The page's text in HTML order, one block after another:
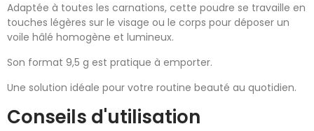
Adaptée à toutes les carnations, cette poudre se travaille en
touches légères sur le visage ou le corps pour déposer un
voile hâlé homogène et lumineux.
Son format 9,5 g est pratique à emporter.
Une solution idéale pour votre routine beauté au quotidien.
Conseils d'utilisation